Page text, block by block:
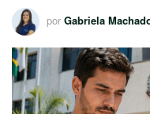
por Gabriela